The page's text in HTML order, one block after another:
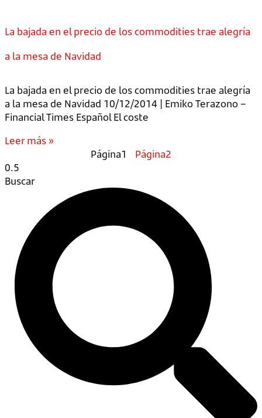
La bajada en el precio de los commodities trae alegría
a la mesa de Navidad
La bajada en el precio de los commodities trae alegría
a la mesa de Navidad 10/12/2014 | Emiko Terazono –
Financial Times Español El coste
Leer más »
Página1 Página2
Buscar